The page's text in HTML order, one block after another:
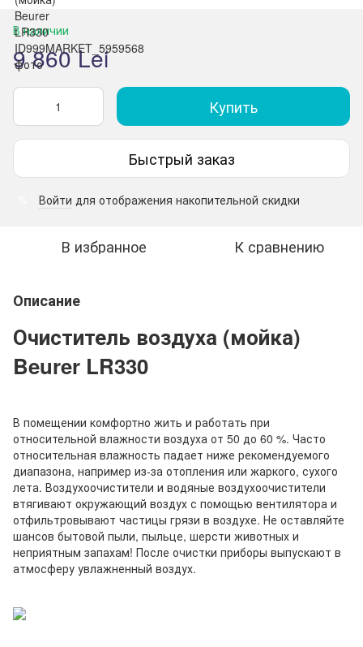
В наличии
9 860 Lei
Купить
Быстрый заказ
Войти для отображения накопительной скидки
В избранное К сравнению
Описание
Очиститель воздуха (мойка)
Beurer LR330
В помещении комфортно жить и работать при
относительной влажности воздуха от 50 до 60 %. Часто
относительная влажность падает ниже рекомендуемого
диапазона, например из-за отопления или жаркого, сухого
лета. Воздухоочистители и водяные воздухоочистители
втягивают окружающий воздух с помощью вентилятора и
отфильтровывают частицы грязи в воздухе. Не оставляйте
шансов бытовой пыли, пыльце, шерсти животных и
неприятным запахам! После очистки приборы выпускают в
атмосферу увлажненный воздух.